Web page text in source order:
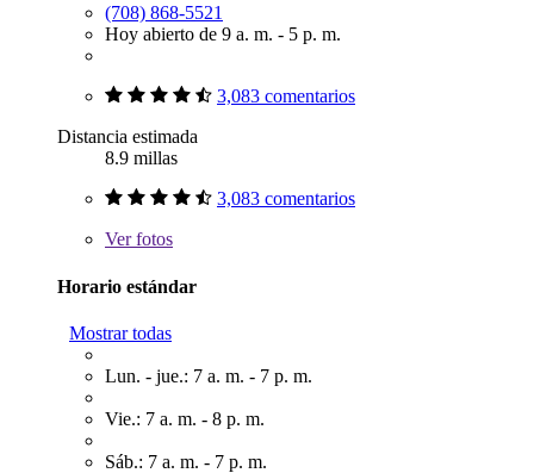
(708) 868-5521
Hoy abierto de 9 a. m. - 5 p. m.
3,083 comentarios
Distancia estimada
8.9 millas
3,083 comentarios
Verfotos
Horario estándar
Mostrar todas
Lun. - jue.: 7 a. m. - 7 p. m.
Vie.: 7 a. m. - 8 p. m.
Sáb.: 7 a. m. - 7 p. m.